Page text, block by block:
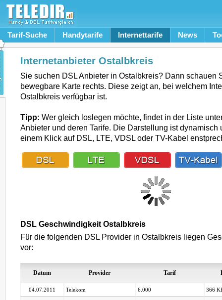
Tarif-Suche Handytarife Internettarife News
Internetanbieter Ostalbkreis
Sie suchen DSL Anbieter in Ostalbkreis? Dann schauen
bewegbare Karte rechts. Diese zeigt an, bei welchem
Ostalbkreis verfügbar ist.
Tipp: Wer gleich loslegen möchte, findet in der Liste
Anbieter und deren Tarife. Die Darstellung ist dynamisch
einem Klick auf DSL, LTE, VDSL oder TV-Kabel
DSL Geschwindigkeit Ostalbkreis
Für die folgenden DSL Provider in Ostalbkreis liegen
vor:
Datum Provider Tarif
04.07.2011 Telekom 6.000 366